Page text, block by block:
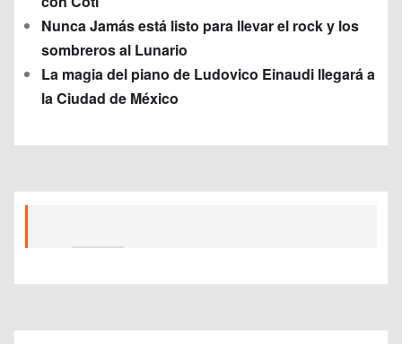
Nunca Jamás está listo para llevar el rock y los
sombreros al Lunario
La magia del piano de Ludovico Einaudi llegará a
la Ciudad de México